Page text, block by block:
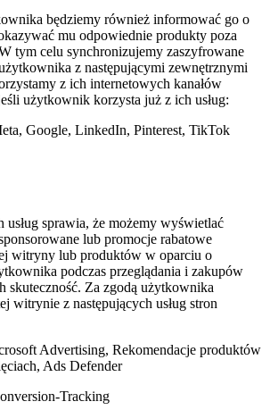
będziemy również informować go o
mu odpowiednie produkty poza
tym celu synchronizujemy zaszyfrowane
z następującymi zewnętrznymi
z ich internetowych kanałów
użytkownik korzysta już z ich usług:
Google, LinkedIn, Pinterest, TikTok
usług sprawia, że możemy wyświetlać
lub promocje rabatowe
witryny lub produktów w oparciu o
podczas przeglądania i zakupów
skuteczność. Za zgodą użytkownika
witrynie z następujących usług stron
Advertising, Rekomendacje produktów
Ads Defender
Tracking